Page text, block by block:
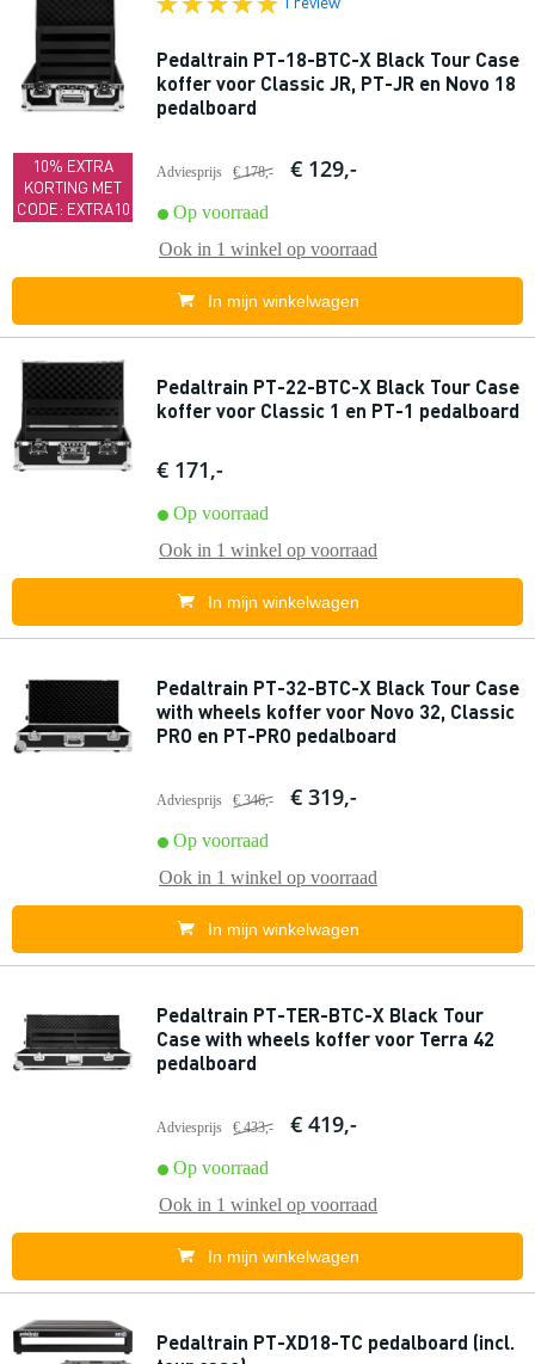
10% EXTRA
KORTING MET
CODE: EXTRA10
Pedaltrain PT-18-BTC-X Black Tour Case
koffer voor Classic JR, PT-JR en Novo 18
pedalboard
Adviesprijs € 178,- € 129,-
Op voorraad
Ook in 1 winkel op voorraad
In mijn winkelwagen
Pedaltrain PT-22-BTC-X Black Tour Case
koffer voor Classic 1 en PT-1 pedalboard
€ 171,-
Op voorraad
Ook in 1 winkel op voorraad
In mijn winkelwagen
Pedaltrain PT-32-BTC-X Black Tour Case
with wheels koffer voor Novo 32, Classic
PRO en PT-PRO pedalboard
Adviesprijs € 346,- € 319,-
Op voorraad
Ook in 1 winkel op voorraad
In mijn winkelwagen
Pedaltrain PT-TER-BTC-X Black Tour
Case with wheels koffer voor Terra 42
pedalboard
Adviesprijs € 433,- € 419,-
Op voorraad
Ook in 1 winkel op voorraad
In mijn winkelwagen
Pedaltrain PT-XD18-TC pedalboard (incl.